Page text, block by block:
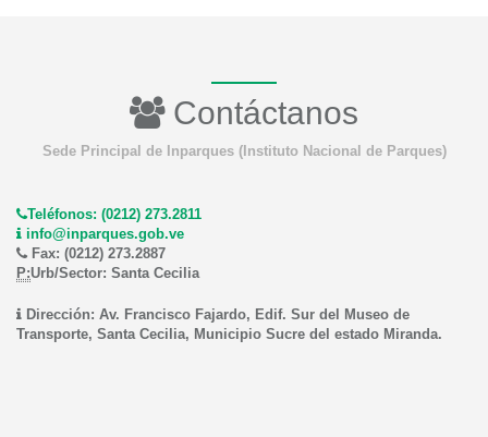
Contáctanos
Sede Principal de Inparques (Instituto Nacional de Parques)
Teléfonos: (0212) 273.2811
info@inparques.gob.ve
Fax: (0212) 273.2887
P:Urb/Sector: Santa Cecilia
Dirección: Av. Francisco Fajardo, Edif. Sur del Museo de
Transporte, Santa Cecilia, Municipio Sucre del estado Miranda.